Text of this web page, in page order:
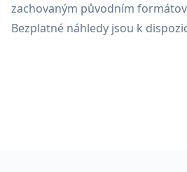
zachovaným původním
Bezplatné náhledy jsou k